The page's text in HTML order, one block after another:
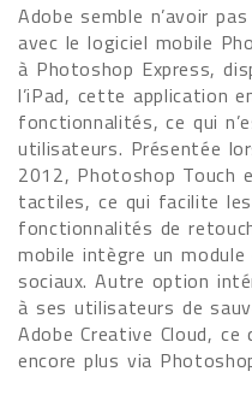
Adobe semble n’avoir
avec le logiciel mobile
à Photoshop Express,
l’iPad, cette application
fonctionnalités, ce qui
utilisateurs. Présentée
2012, Photoshop Touch
tactiles, ce qui facilite
fonctionnalités de
mobile intègre un
sociaux. Autre option
à ses utilisateurs de
Adobe Creative Cloud,
encore plus via